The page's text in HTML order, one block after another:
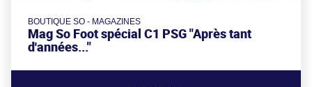
BOUTIQUE SO - MAGAZINES
Mag So Foot spécial C1 PSG "Après tant
d'années..."